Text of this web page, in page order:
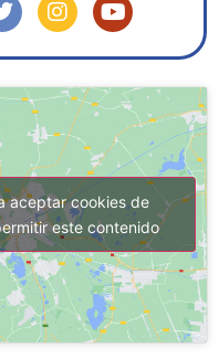
aceptar cookies de
este contenido